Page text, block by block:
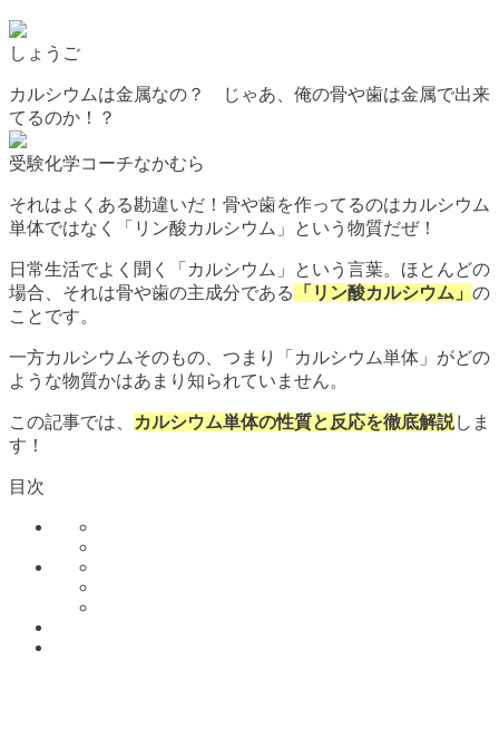
しょうご
カルシウムは金属なの？ じゃあ、俺の骨や歯は金属で出来
てるのか！？
受験化学コーチなかむら
それはよくある勘違いだ！骨や歯を作ってるのはカルシウム
単体ではなく「リン酸カルシウム」という物質だぜ！
日常生活でよく聞く「カルシウム」という言葉。ほとんどの
場合、それは骨や歯の主成分である
「リン酸カルシウム」 の
ことです。
一方カルシウムそのもの、つまり「カルシウム単体」がどの
ような物質かはあまり知られていません。
この記事では、 カルシウム単体の性質と反応を徹底解説しま
す！
目次